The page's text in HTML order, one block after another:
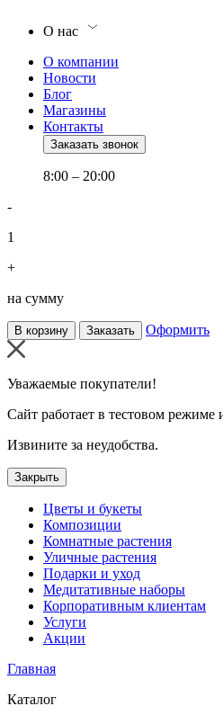
О нас
О компании
Новости
Блог
Магазины
Контакты
Заказать звонок
8:00 – 20:00
-
1
+
на сумму
В корзину Заказать Оформить
Уважаемые покупатели!
Сайт работает в тестовом
Извините за неудобства.
Закрыть
Цветы и букеты
Композиции
Комнатные растения
Уличные растения
Подарки и уход
Медитативные наборы
Корпоративным клиентам
Услуги
Акции
Главная
Каталог